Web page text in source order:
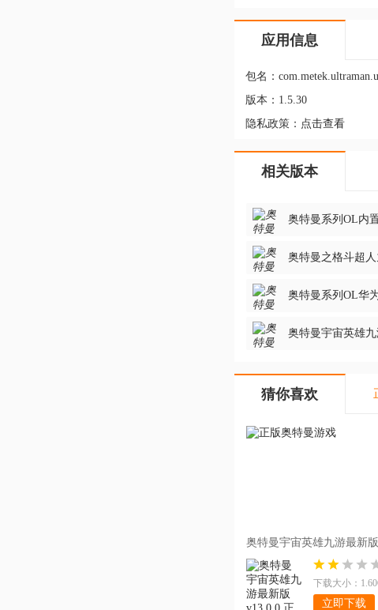
应用信息
包名：
版本： 1.5.30
隐私政策： 点击查看
相关版本
奥特曼系列OL内
奥特曼之格斗超
奥特曼系列OL华
奥特曼宇宙英雄
猜你喜欢
奥特曼宇宙英雄九游最新
版
下载大小：
立即下载